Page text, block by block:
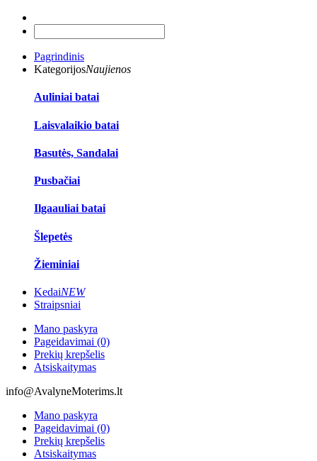
Pagrindinis
KategorijosNaujienos
Auliniai batai
Laisvalaikio batai
Basutės, Sandalai
Pusbačiai
Ilgaauliai batai
Šlepetės
Žieminiai
KedaiNEW
Straipsniai
Mano paskyra
Pageidavimai (0)
Prekių krepšelis
Atsiskaitymas
info@AvalyneMoterims.lt
Mano paskyra
Pageidavimai (0)
Prekių krepšelis
Atsiskaitymas